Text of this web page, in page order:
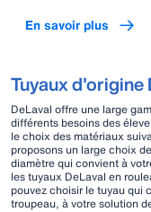
En savoir plus
Tuyaux d'origine
DeLaval offre une large
différents besoins des
le choix des matériaux
proposons un large choix
diamètre qui convient à
les tuyaux DeLaval en
pouvez choisir le tuyau qui
troupeau, à votre solution